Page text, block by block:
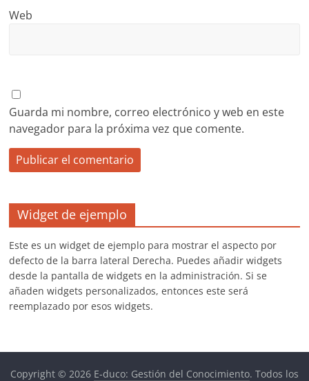
Web
Guarda mi nombre, correo electrónico y web en este
navegador para la próxima vez que comente.
Widget de ejemplo
Este es un widget de ejemplo para mostrar el aspecto por
defecto de la barra lateral Derecha. Puedes añadir widgets
desde la pantalla de widgets en la administración. Si se
añaden widgets personalizados, entonces este será
reemplazado por esos widgets.
Copyright © 2026 E-duco: Gestión del Conocimiento. Todos los